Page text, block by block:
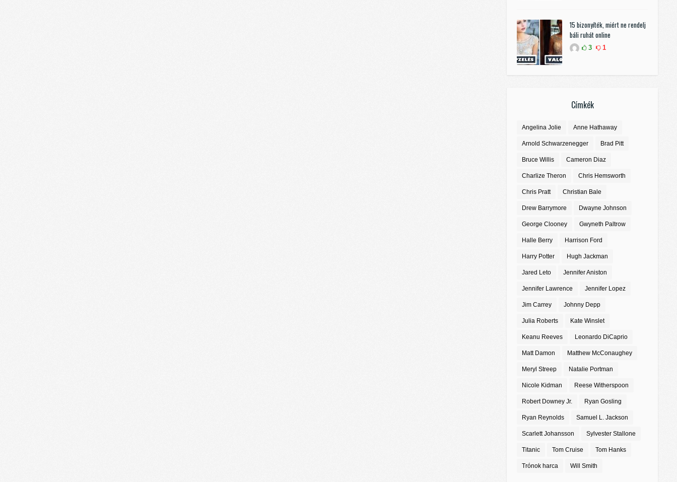
15 bizonyíték, miért ne rendelj
báli ruhát online
3 1
Címkék
Angelina Jolie Anne Hathaway
Arnold Schwarzenegger Brad Pitt
Bruce Willis Cameron Diaz
Charlize Theron Chris Hemsworth
Chris Pratt Christian Bale
Drew Barrymore Dwayne Johnson
George Clooney Gwyneth Paltrow
Halle Berry Harrison Ford
Harry Potter Hugh Jackman
Jared Leto Jennifer Aniston
Jennifer Lawrence Jennifer Lopez
Jim Carrey Johnny Depp
Julia Roberts Kate Winslet
Keanu Reeves Leonardo DiCaprio
Matt Damon Matthew McConaughey
Meryl Streep Natalie Portman
Nicole Kidman Reese Witherspoon
Robert Downey Jr. Ryan Gosling
Ryan Reynolds Samuel L. Jackson
Scarlett Johansson Sylvester Stallone
Titanic Tom Cruise Tom Hanks
Trónok harca Will Smith